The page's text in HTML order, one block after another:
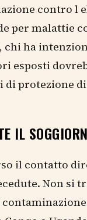
contro l
per malattie
chi ha
esposti
di protezione
IL
il contatto
Non si